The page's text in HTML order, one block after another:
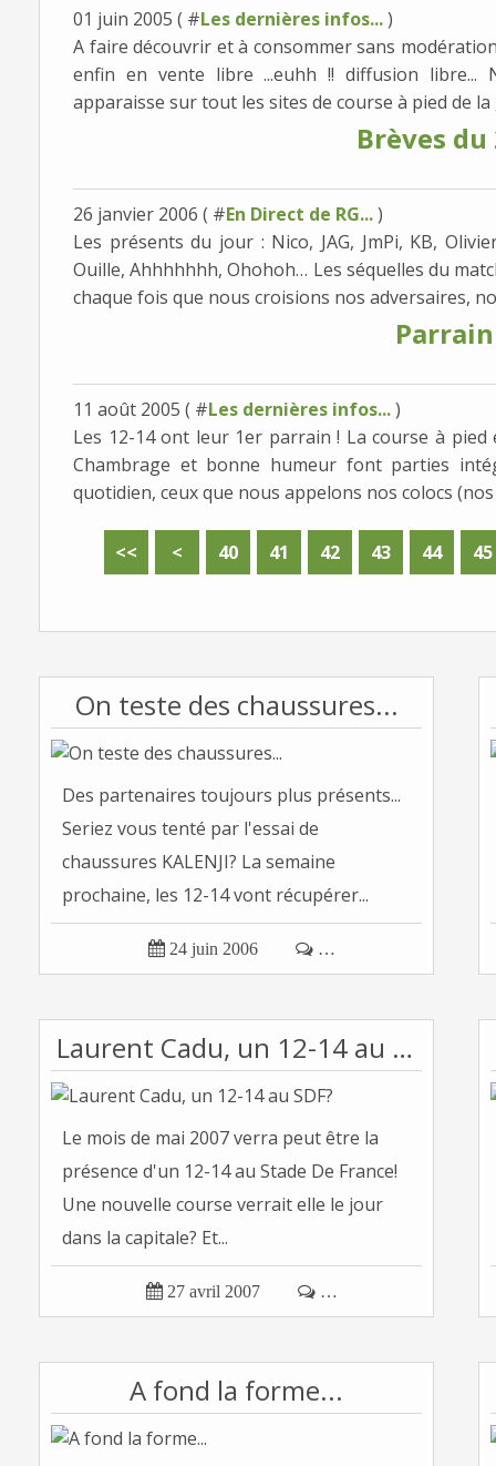
01 juin 2005 ( #Les dernières infos...)
A faire découvrir et à consommer sans
enfin en vente libre ...euhh !! diffusion libre...
apparaisse sur tout les sites de course à pied de la
Brèves
26 janvier 2006 ( #En Direct de RG...)
Les présents du jour : Nico, JAG, JmPi, KB,
Ouille, Ahhhhhhh, Ohohoh… Les séquelles du
chaque fois que nous croisions nos adversaires,
11 août 2005 ( #Les dernières infos...)
Les 12-14 ont leur 1er parrain ! La course à
Chambrage et bonne humeur font parties
quotidien, ceux que nous appelons nos colocs
<< < 10
20
30
40 41 42 43 44 45
On teste des chaussures...
Des partenaires toujours plus présents...
Seriez vous tenté par l'essai de
chaussures KALENJI? La semaine
prochaine, les 12-14 vont récupérer...
 24 juin 2006  …
Laurent Cadu, un 12-14 au SDF?
Le mois de mai 2007 verra peut être la
présence d'un 12-14 au Stade De France!
Une nouvelle course verrait elle le jour
dans la capitale? Et...
 27 avril 2007  …
A fond la forme...